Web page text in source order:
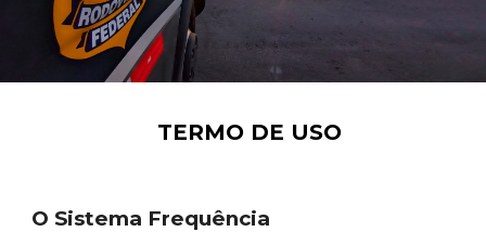
TERMO DE USO
O Sistema Frequência